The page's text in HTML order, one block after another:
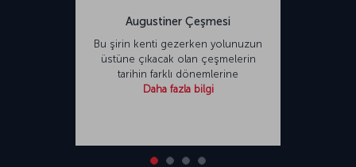
Augustiner Çeşmesi
Bu şirin kenti gezerken yolunuzun
üstüne çıkacak olan çeşmelerin
tarihin farklı dönemlerine
Daha fazla bilgi